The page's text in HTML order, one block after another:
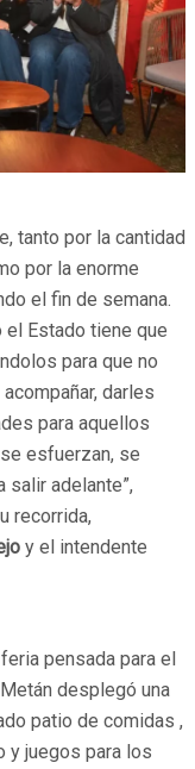
tanto por la cantidad
por la enorme
el fin de semana.
Estado tiene que
para que no
darles
para aquellos
esfuerzan, se
salir adelante”,
recorrida,
y el intendente
pensada para el
desplegó una
patio de comidas ,
y juegos para los